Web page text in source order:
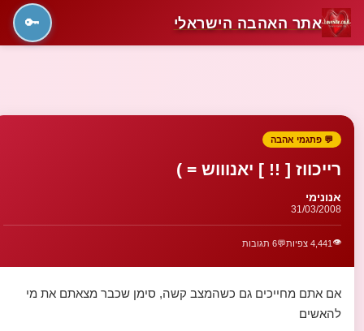
אתר האהבה הישראלי 🔑
💬 פתגמי אהבה
רייכווז [ !! ] יאנוווש = )
אנונימי
31/03/2008
👁️ 4,441 צפיות 💬6 תגובות
אם אתם מחייכים גם כשהמצב קשה, סימן שכבר מצאתם את מי
להאשים